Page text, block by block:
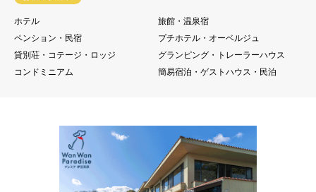
ホテル
旅館・温泉宿
ペンション・民宿
プチホテル・オーベルジュ
貸別荘・コテージ・ロッジ
グランピング・トレーラーハウス
コンドミニアム
簡易宿泊・ゲストハウス・民泊